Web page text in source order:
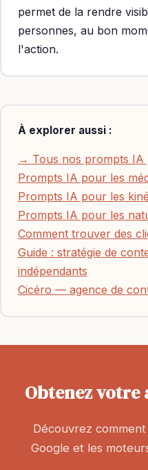
permet de la rendre
personnes, au bon
l'action.
À explorer aussi :
→ Tous nos prompts IA
Prompts IA pour les
Prompts IA pour les
Prompts IA pour les
Comment trouver des
Guide : stratégie de
indépendants
Cicéro — agence de
Obtenez votre
Découvrez
Google et les